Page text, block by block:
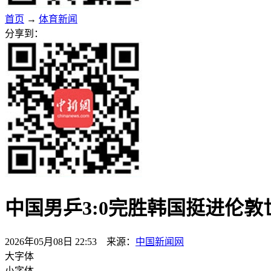
首页 → 体育新闻
分享到：
中国男乒3:0完胜韩国挺进伦敦
2026年05月08日 22:53 来源： 中国新闻网
大字体